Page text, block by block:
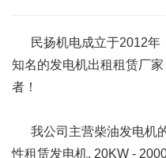
民扬机电成立于2012年
知名的发电机出租租赁厂
者！
我公司主营柴油发电机
性租赁发电机, 20KW -